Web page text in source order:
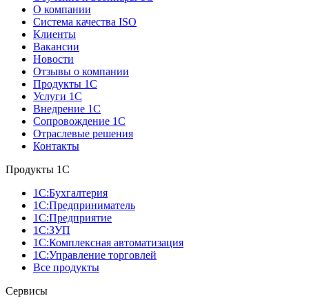
О компании
Система качества ISO
Клиенты
Вакансии
Новости
Отзывы о компании
Продукты 1С
Услуги 1С
Внедрение 1С
Сопровождение 1С
Отраслевые решения
Контакты
Продукты 1C
1С:Бухгалтерия
1С:Предприниматель
1С:Предприятие
1С:ЗУП
1С:Комплексная автоматизация
1С:Управление торговлей
Все продукты
Сервисы